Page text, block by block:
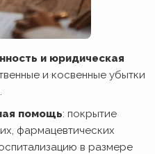
и юридическая
и косвенные убытки
помощь: покрытие
фармацевтических
в размере